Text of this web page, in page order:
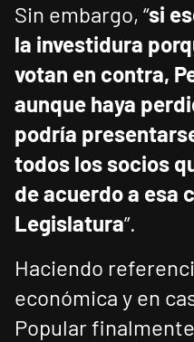
Sin embargo, “si
la investidura
votan en contra,
aunque haya
podría
todos los socios
de acuerdo a esa
Legislatura”.
Haciendo
económica y en
Popular